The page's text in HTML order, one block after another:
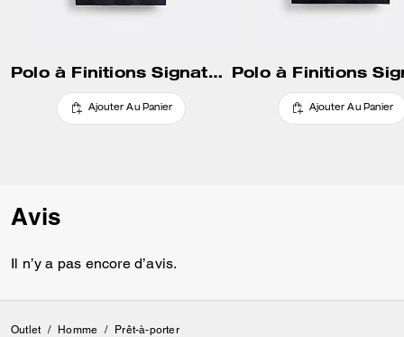
Polo à Finitions Signature
Ajouter Au Panier Ajouter Au Panier
Avis
Il n’y a pas encore d’avis.
Outlet / Homme / Prêt-à-porter